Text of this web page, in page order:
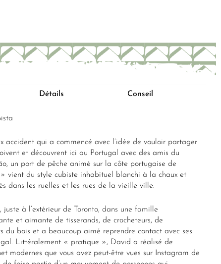
Détails Conseil
accident qui a commencé avec l’idée de vouloir partager
et découvrent ici au Portugal avec des amis du
un port de pêche animé sur la côte portugaise de
» vient du style cubiste inhabituel blanchi à la chaux et
dans les ruelles et les rues de la vieille ville.
à l’extérieur de Toronto, dans une famille
et aimante de tisserands, de crocheteurs, de
du bois et a beaucoup aimé reprendre contact avec ses
Littéralement « pratique », David a réalisé de
modernes que vous avez peut-être vues sur Instagram de